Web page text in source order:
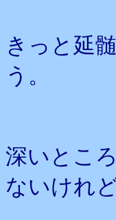
きっと延
う。
深いとこ
ないけれど